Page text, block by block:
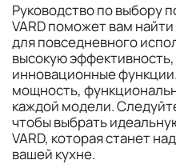
Руководство по выбору
VARD поможет вам
для повседневного
высокую
инновационные
мощность,
каждой модели.
чтобы выбрать
VARD, которая станет
вашей кухне.